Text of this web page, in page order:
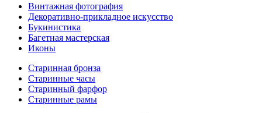
Винтажная фотография
Декоративно-прикладное искусство
Букинистика
Багетная мастерская
Иконы
Старинная бронза
Старинные часы
Старинный фарфор
Старинные рамы